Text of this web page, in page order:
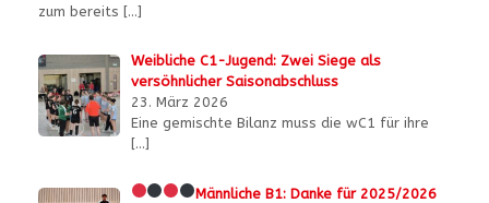
zum bereits […]
Weibliche C1-Jugend: Zwei Siege als
versöhnlicher Saisonabschluss
23. März 2026
Eine gemischte Bilanz muss die wC1 für ihre
[…]
Männliche B1: Danke für 2025/2026